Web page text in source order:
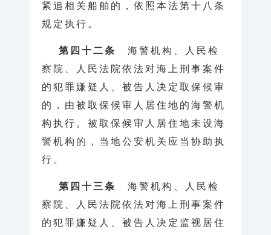
紧追相关船舶的，依照本法第十八条
规定执行。
第四十二条
海警机构、人民检
察院、人民法院依法对海上刑事案件
的犯罪嫌疑人、被告人决定取保候审
的，由被取保候审人居住地的海警机
构执行。被取保候审人居住地未设海
警机构的，当地公安机关应当协助执
行。
第四十三条
海警机构、人民检
察院、人民法院依法对海上刑事案件
的犯罪嫌疑人、被告人决定监视居住